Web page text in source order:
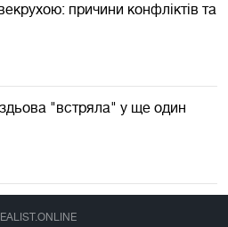
причини конфліктів та
"встряла" у ще один